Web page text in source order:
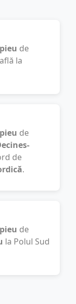
de
la
de
de
.
de
la Polul Sud